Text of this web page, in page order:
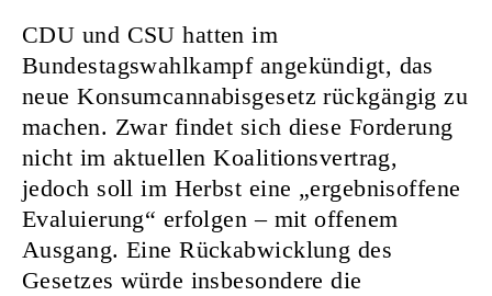
CDU und CSU hatten im
Bundestagswahlkampf angekündigt, das
neue Konsumcannabisgesetz rückgängig zu
machen. Zwar findet sich diese Forderung
nicht im aktuellen Koalitionsvertrag,
jedoch soll im Herbst eine „ergebnisoffene
Evaluierung“ erfolgen – mit offenem
Ausgang. Eine Rückabwicklung des
Gesetzes würde insbesondere die